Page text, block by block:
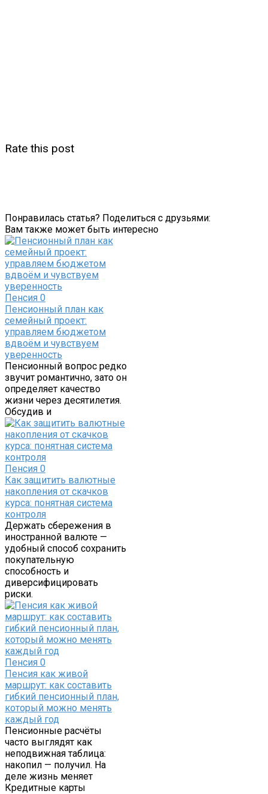
Rate this post
Понравилась статья? Поделиться с друзьями:
Вам также может быть интересно
Пенсия 0
Пенсионный план как
семейный проект:
управляем бюджетом
вдвоём и чувствуем
уверенность
Пенсионный вопрос редко
звучит романтично, зато он
определяет качество
жизни через десятилетия.
Обсудив и
Пенсия 0
Как защитить валютные
накопления от скачков
курса: понятная система
контроля
Держать сбережения в
иностранной валюте —
удобный способ сохранить
покупательную
способность и
диверсифицировать
риски.
Пенсия 0
Пенсия как живой
маршрут: как составить
гибкий пенсионный план,
который можно менять
каждый год
Пенсионные расчёты
часто выглядят как
неподвижная таблица:
накопил — получил. На
деле жизнь меняет
Кредитные карты